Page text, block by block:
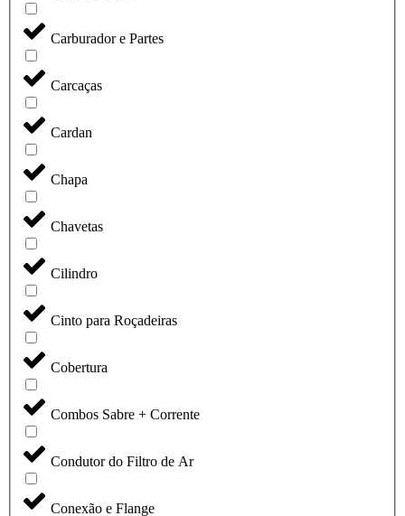
Carburador e Partes
Carcaças
Cardan
Chapa
Chavetas
Cilindro
Cinto para Roçadeiras
Cobertura
Combos Sabre + Corrente
Condutor do Filtro de Ar
Conexão e Flange